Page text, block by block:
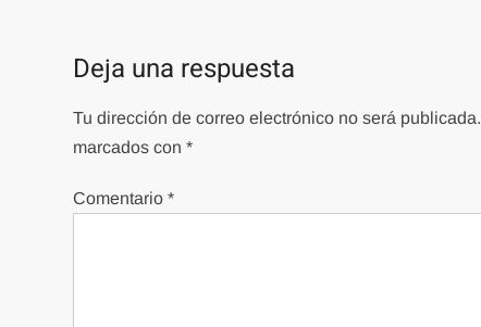
Deja una respuesta
Tu dirección de correo electrónico no será publicada.
marcados con*
Comentario*